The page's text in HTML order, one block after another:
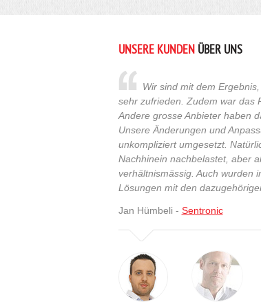
UNSERE KUNDENÜBER UNS
Wir sind mit dem
sehr zufrieden. Zudem war das
Andere grosse Anbieter haben
Unsere Änderungen und
unkompliziert umgesetzt.
Nachhinein nachbelastet, aber
verhältnismässig. Auch wurden
Lösungen mit den
Jan Hümbeli - Sentronic